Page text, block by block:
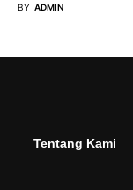
BY ADMIN
Tentang Kami